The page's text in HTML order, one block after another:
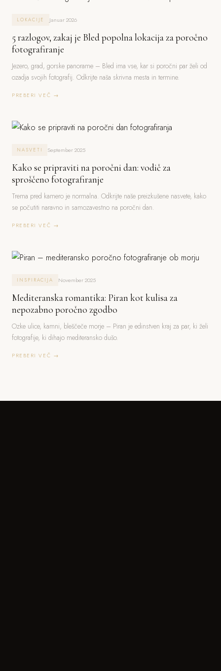
LOKACIJE Januar 2026
5 razlogov, zakaj je Bled popolna lokacija za poročno
fotografiranje
Jezero, grad, gorske panorame – Bled ima vse, kar si poročni par želi od
ozadja svojih fotografij. Odkrijte naša skrivna mesta in termine.
PREBERI VEČ →
NASVETI September 2025
Kako se pripraviti na poročni dan: vodič za
sproščeno fotografiranje
Trema pred kamero je normalna. Odkrijte naše preizkušene nasvete, kako
se počutiti naravno in samozavestno na poročni dan.
PREBERI VEČ →
INSPIRACIJA November 2025
Mediteranska romantika: Piran kot kulisa za
nepozabno poročno zgodbo
Ozke ulice, kamni, bleščeče morje – Piran je edinstven kraj za par, ki želi
fotografije, ki dihajo mediteransko dušo.
PREBERI VEČ →